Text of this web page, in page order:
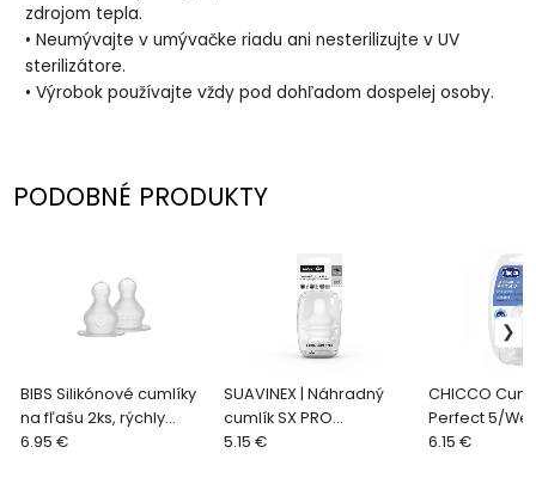
zdrojom tepla.
• Neumývajte v umývačke riadu ani nesterilizujte v UV
sterilizátore.
• Výrobok používajte vždy pod dohľadom dospelej osoby.
PODOBNÉ PRODUKTY
BIBS Silikónové cumlíky
na fľašu 2ks, rýchly
prietok
6.95 €
SUAVINEX | Náhradný
cumlík SX PRO
Fyziologický XL EXTRA
5.15 €
CHICCO
Perfect 5/
fyziologický
6.15 €